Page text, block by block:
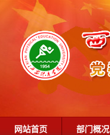
网站首页 部门概况